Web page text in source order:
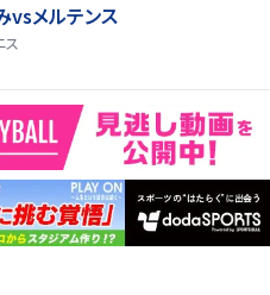
vsメルテンス
ス